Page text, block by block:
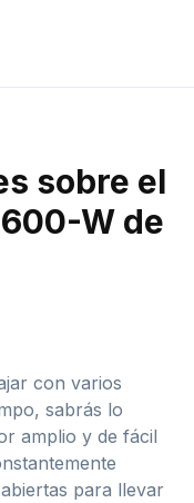
sobre el
W de
con varios
sabrás lo
amplio y de fácil
para llevar